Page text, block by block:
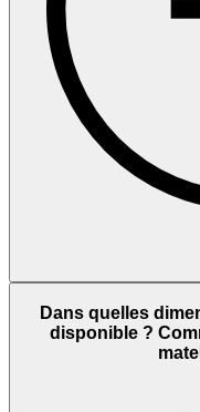
Dans quelles
disponible ?